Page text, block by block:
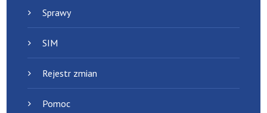
Sprawy
SIM
Rejestr zmian
Pomoc